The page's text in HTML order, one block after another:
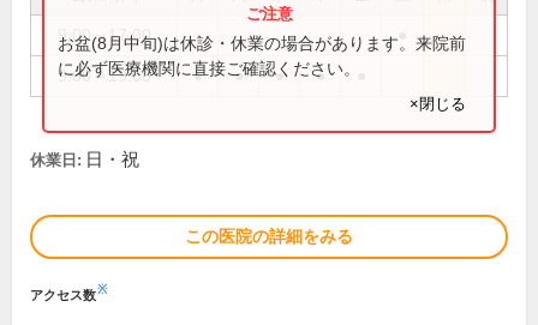
9:00～17:00
9:00～19:00 ● ● ● ●
お盆(8月中旬)は休診・休業の場合があります。来院前
に必ず医療機関に直接ご確認ください。
×閉じる
休業日: 日・祝
この医院の詳細をみる
アクセス数※